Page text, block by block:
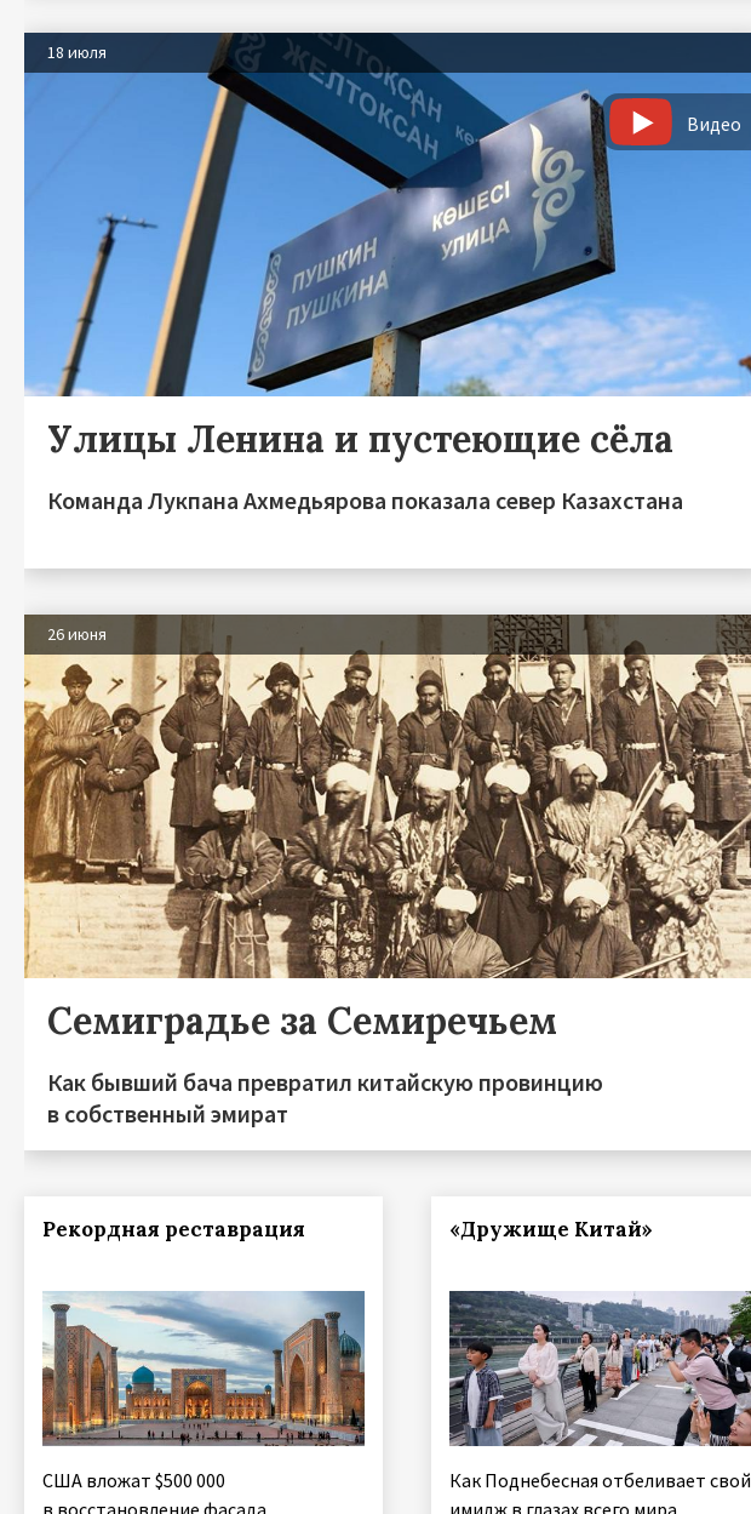
18 июля
Видео
Улицы Ленина и пустеющие сёла
Команда Лукпана Ахмедьярова показала север Казахстана
26 июня
Семиградье за Семиречьем
Как бывший бача превратил китайскую провинцию
в собственный эмират
Рекордная реставрация
США вложат $500 000
в восстановление фасада
«Дружище Китай»
Как Поднебесная отбеливает свой
имидж в глазах всего мира